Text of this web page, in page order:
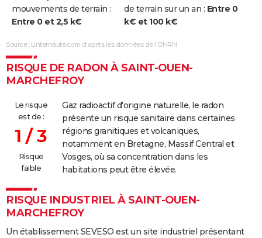
mouvements de terrain :
Entre 0 et 2,5 k€
de terrain sur un an : Entre 0
k€ et 100 k€
Source : Linternaute.com d'après les données de l'ONRN
RISQUE DE RADON À SAINT-OUEN-
MARCHEFROY
Le risque
est de :
1 / 3
Risque
faible
Gaz radioactif d'origine naturelle, le radon
présente un risque sanitaire dans certaines
régions granitiques et volcaniques,
notamment en Bretagne, Massif Central et
Vosges, où sa concentration dans les
habitations peut être élevée.
RISQUE INDUSTRIEL À SAINT-OUEN-
MARCHEFROY
Un établissement SEVESO est un site industriel présentant